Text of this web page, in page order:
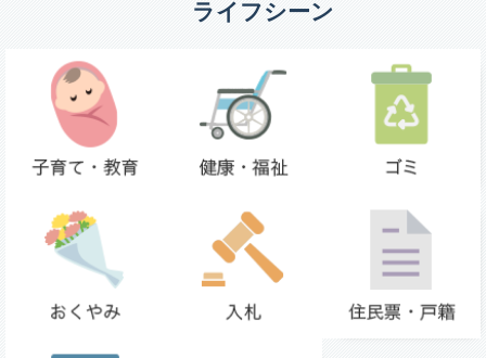
ライフシーン